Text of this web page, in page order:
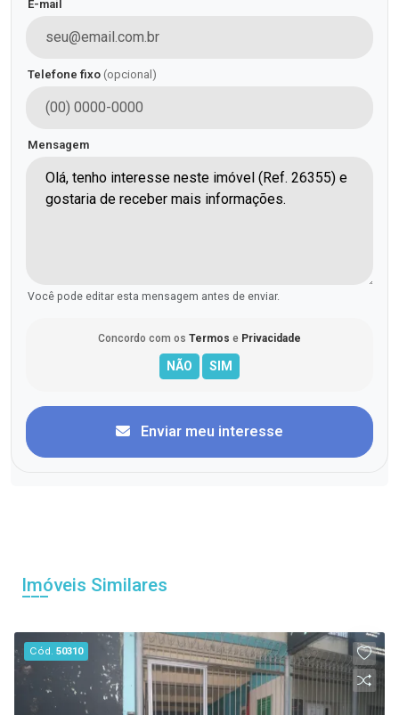
E-mail
Telefone fixo (opcional)
Mensagem
Você pode editar esta mensagem antes de enviar.
Concordo com os Termos e Privacidade
Enviar meu interesse
Imóveis Similares
Cód.50310